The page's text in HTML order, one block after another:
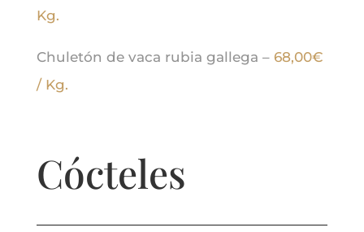
Kg.
Chuletón de vaca rubia gallega – 68,00€
/ Kg.
Cócteles